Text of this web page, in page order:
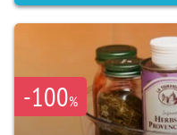
-100%